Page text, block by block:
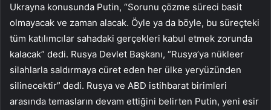
Ukrayna konusunda Putin, “Sorunu çözme süreci basit
olmayacak ve zaman alacak. Öyle ya da böyle, bu süreçteki
tüm katılımcılar sahadaki gerçekleri kabul etmek zorunda
kalacak” dedi. Rusya Devlet Başkanı, “Rusya’ya nükleer
silahlarla saldırmaya cüret eden her ülke yeryüzünden
silinecektir” dedi. Rusya ve ABD istihbarat birimleri
arasında temasların devam ettiğini belirten Putin, yeni esir